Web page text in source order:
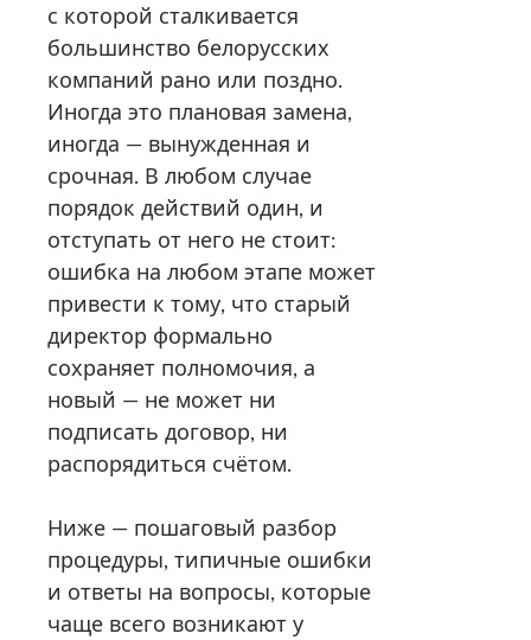
с которой сталкивается
большинство белорусских
компаний рано или поздно.
Иногда это плановая замена,
иногда — вынужденная и
срочная. В любом случае
порядок действий один, и
отступать от него не стоит:
ошибка на любом этапе может
привести к тому, что старый
директор формально
сохраняет полномочия, а
новый — не может ни
подписать договор, ни
распорядиться счётом.
Ниже — пошаговый разбор
процедуры, типичные ошибки
и ответы на вопросы, которые
чаще всего возникают у